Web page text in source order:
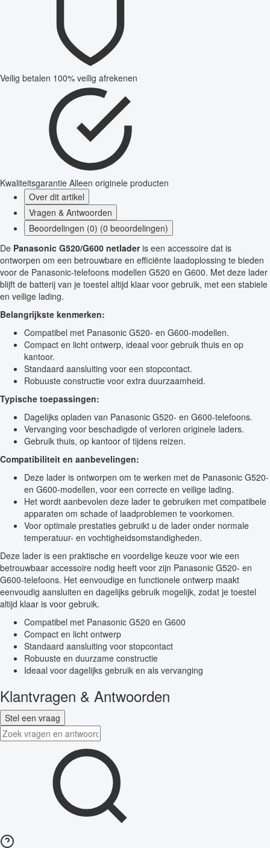
Veilig betalen 100% veilig afrekenen
Kwaliteitsgarantie Alleen originele producten
Over dit artikel
Vragen & Antwoorden
Beoordelingen (0) (0 beoordelingen)
De Panasonic G520/G600 netladeris een accessoire dat is
ontworpen om een betrouwbare en efficiënte laadoplossing te bieden
voor de Panasonic-telefoons modellen G520 en G600. Met deze lader
blijft de batterij van je toestel altijd klaar voor gebruik, met een stabiele
en veilige lading.
Belangrijkste kenmerken:
Compatibel met Panasonic G520- en G600-modellen.
Compact en licht ontwerp, ideaal voor gebruik thuis en op
kantoor.
Standaard aansluiting voor een stopcontact.
Robuuste constructie voor extra duurzaamheid.
Typische toepassingen:
Dagelijks opladen van Panasonic G520- en G600-telefoons.
Vervanging voor beschadigde of verloren originele laders.
Gebruik thuis, op kantoor of tijdens reizen.
Compatibiliteit en aanbevelingen:
Deze lader is ontworpen om te werken met de Panasonic G520-
en G600-modellen, voor een correcte en veilige lading.
Het wordt aanbevolen deze lader te gebruiken met compatibele
apparaten om schade of laadproblemen te voorkomen.
Voor optimale prestaties gebruikt u de lader onder normale
temperatuur- en vochtigheidsomstandigheden.
Deze lader is een praktische en voordelige keuze voor wie een
betrouwbaar accessoire nodig heeft voor zijn Panasonic G520- en
G600-telefoons. Het eenvoudige en functionele ontwerp maakt
eenvoudig aansluiten en dagelijks gebruik mogelijk, zodat je toestel
altijd klaar is voor gebruik.
Compatibel met Panasonic G520 en G600
Compact en licht ontwerp
Standaard aansluiting voor stopcontact
Robuuste en duurzame constructie
Ideaal voor dagelijks gebruik en als vervanging
Klantvragen & Antwoorden
Stel een vraag